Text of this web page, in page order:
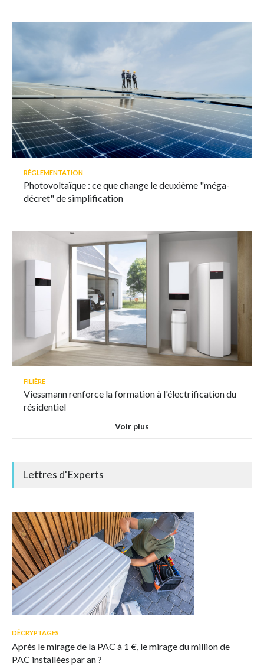
RÉGLEMENTATION
Photovoltaïque : ce que change le deuxième "méga-
décret" de simplification
FILIÈRE
Viessmann renforce la formation à l'électrification du
résidentiel
Voir plus
Lettres d'Experts
DÉCRYPTAGES
Après le mirage de la PAC à 1 €, le mirage du million de
PAC installées par an ?